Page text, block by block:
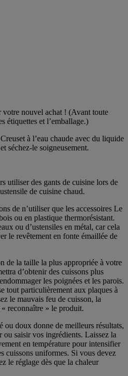
votre nouvel achat ! (Avant toute
étiquettes et l’emballage.)
à l’eau chaude avec du liquide
séchez-le soigneusement.
utiliser des gants de cuisine lors de
de cuisine chaud.
de n’utiliser que les accessoires Le
ou en plastique thermorésistant.
ou d’ustensiles en métal, car cela
le revêtement en fonte émaillée de
de la taille la plus appropriée à votre
d’obtenir des cuissons plus
les poignées et les parois.
tout particulièrement aux plaques à
le mauvais feu de cuisson, la
reconnaître » le produit.
ou doux donne de meilleurs résultats,
ou saisir vos ingrédients. Laissez la
en température pour intensifier
cuissons uniformes. Si vous devez
le réglage dès que la chaleur